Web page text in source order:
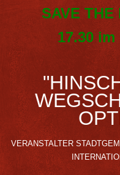
SAVE THE
17.30
VERANSTALTER